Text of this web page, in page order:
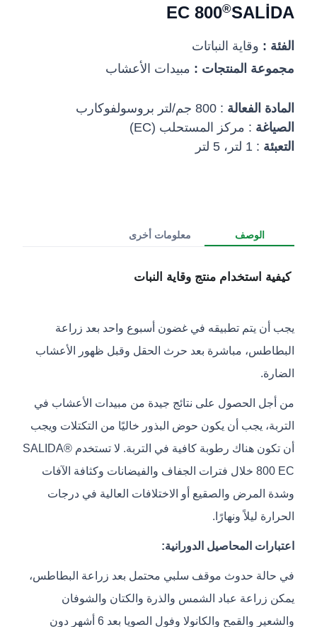
SALİDA
®
800 EC
الفئة : وقاية النباتات
مجموعة المنتجات : مبيدات الأعشاب
المادة الفعالة : 800 جم/لتر بروسولفوكارب
الصياغة : مركز المستحلب (EC)
التعبئة : 1 لتر، 5 لتر
الوصف معلومات أخرى
كيفية استخدام منتج وقاية النبات
يجب أن يتم تطبيقه في غضون أسبوع واحد بعد زراعة
البطاطس، مباشرة بعد حرث الحقل وقبل ظهور الأعشاب
الضارة.
من أجل الحصول على نتائج جيدة من مبيدات الأعشاب في
التربة، يجب أن يكون حوض البذور خاليًا من التكتلات ويجب
أن تكون هناك رطوبة كافية في التربة. لا تستخدم SALIDA®
800 EC خلال فترات الجفاف والفيضانات وكثافة الآفات
وشدة المرض والصقيع أو الاختلافات العالية في درجات
الحرارة ليلاً ونهارًا.
اعتبارات المحاصيل الدورانية:
في حالة حدوث موقف سلبي محتمل بعد زراعة البطاطس،
يمكن زراعة عباد الشمس والذرة والكتان والشوفان
والشعير والقمح والكانولا وفول الصويا بعد 6 أشهر دون